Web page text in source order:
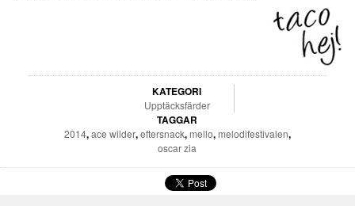
KATEGORI
Upptäcksfärder
TAGGAR
2014,ace wilder,eftersnack,mello,melodifestivalen,
oscar zia